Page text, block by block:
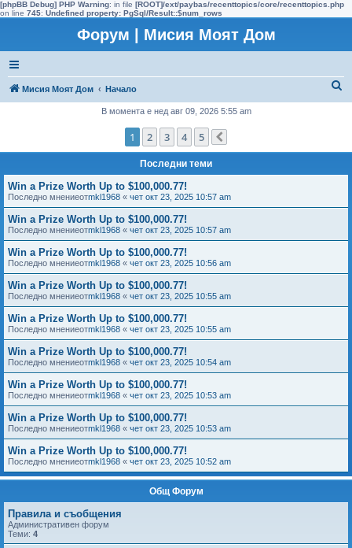
[phpBB Debug] PHP Warning: in file [ROOT]/ext/paybas/recenttopics/core/recenttopics.php
on line 745: Undefined property: PgSql/Result::$num_rows
Форум | Мисия Моят Дом
Мисия Моят Дом Начало
В момента е нед авг 09, 2026 5:55 am
1 2 3 4 5
Последни теми
Win a Prize Worth Up to $100,000.77!
Последно мнениеотmkl1968 « чет окт 23, 2025 10:57 am
Win a Prize Worth Up to $100,000.77!
Последно мнениеотmkl1968 « чет окт 23, 2025 10:57 am
Win a Prize Worth Up to $100,000.77!
Последно мнениеотmkl1968 « чет окт 23, 2025 10:56 am
Win a Prize Worth Up to $100,000.77!
Последно мнениеотmkl1968 « чет окт 23, 2025 10:55 am
Win a Prize Worth Up to $100,000.77!
Последно мнениеотmkl1968 « чет окт 23, 2025 10:55 am
Win a Prize Worth Up to $100,000.77!
Последно мнениеотmkl1968 « чет окт 23, 2025 10:54 am
Win a Prize Worth Up to $100,000.77!
Последно мнениеотmkl1968 « чет окт 23, 2025 10:53 am
Win a Prize Worth Up to $100,000.77!
Последно мнениеотmkl1968 « чет окт 23, 2025 10:53 am
Win a Prize Worth Up to $100,000.77!
Последно мнениеотmkl1968 « чет окт 23, 2025 10:52 am
Общ Форум
Правила и съобщения
Административен форум
Теми: 4